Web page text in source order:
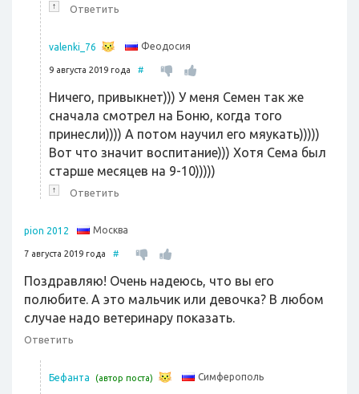
↑ Ответить
valenki_76 Феодосия
9 августа 2019 года #
Ничего, привыкнет))) У меня Семен так же
сначала смотрел на Боню, когда того
принесли)))) А потом научил его мяукать)))))
Вот что значит воспитание))) Хотя Сема был
старше месяцев на 9-10)))))
↑ Ответить
pion 2012 Москва
7 августа 2019 года #
Поздравляю! Очень надеюсь, что вы его
полюбите. А это мальчик или девочка? В любом
случае надо ветеринару показать.
Ответить
Бефанта (автор поста) Симферополь